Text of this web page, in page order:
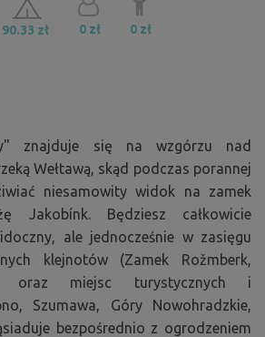
90.33 zł 0 zł 0 zł
znajduje się na wzgórzu nad
Wełtawą, skąd podczas porannej
niesamowity widok na zamek
Jakobínk. Będziesz całkowicie
ale jednocześnie w zasięgu
klejnotów (Zamek Rožmberk,
oraz miejsc turystycznych i
Szumawa, Góry Nowohradzkie,
bezpośrednio z ogrodzeniem